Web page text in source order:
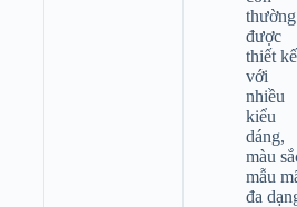
thường
được
thiết kế
với
nhiều
kiểu
dáng,
màu
mẫu
đa